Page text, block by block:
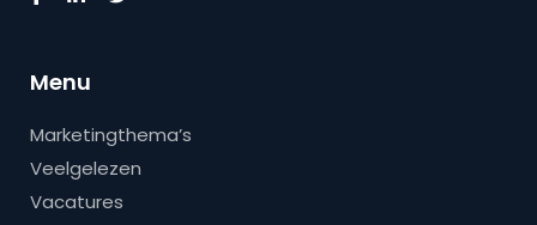
Menu
Marketingthema’s
Veelgelezen
Vacatures